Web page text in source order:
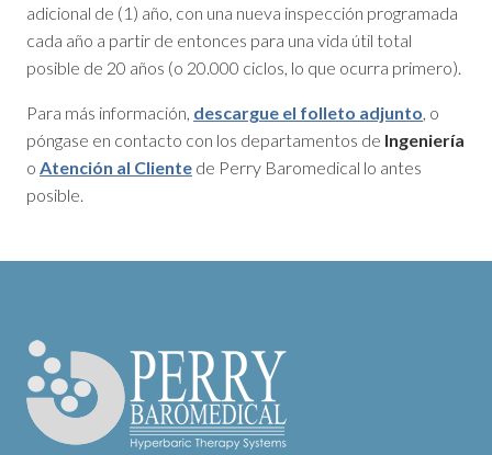
adicional de (1) año, con una nueva inspección programada
cada año a partir de entonces para una vida útil total
posible de 20 años (o 20.000 ciclos, lo que ocurra primero).
Para más información, descargue el folleto adjunto , o
póngase en contacto con los departamentos de Ingeniería
o Atención al Cliente de Perry Baromedical lo antes
posible.